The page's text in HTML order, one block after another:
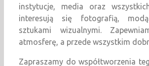
instytucje, media oraz
interesują się fotografią,
sztukami wizualnymi.
atmosferę, a przede wszystkim
Zapraszamy do współtworzenia